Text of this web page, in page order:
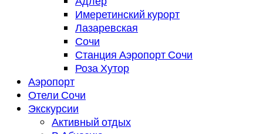
Имеретинский курорт
Лазаревская
Сочи
Станция Аэропорт Сочи
Роза Хутор
Аэропорт
Отели Сочи
Экскурсии
Активный отдых